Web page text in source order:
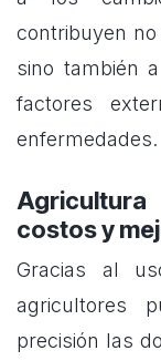
contribuyen
sino también
factores
enfermedades.
costos y
Gracias al
agricultores
precisión las